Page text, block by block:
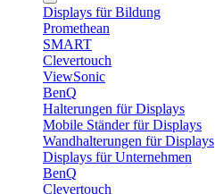
Displays für Bildung
Promethean
SMART
Clevertouch
ViewSonic
BenQ
Halterungen für Displays
Mobile Ständer für Displays
Wandhalterungen für Displays
Displays für Unternehmen
BenQ
Clevertouch